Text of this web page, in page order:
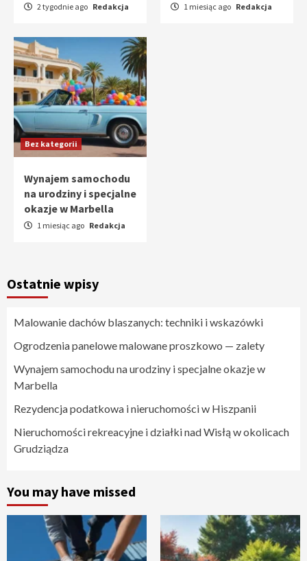
2 tygodnie ago Redakcja 1 miesiąc ago Redakcja
Bez kategorii
Wynajem samochodu
na urodziny i specjalne
okazje w Marbella
1 miesiąc ago Redakcja
Ostatnie wpisy
Malowanie dachów blaszanych: techniki i wskazówki
Ogrodzenia panelowe malowane proszkowo — zalety
Wynajem samochodu na urodziny i specjalne okazje w
Marbella
Rezydencja podatkowa i nieruchomości w Hiszpanii
Nieruchomości rekreacyjne i działki nad Wisłą w okolicach
Grudziądza
You may have missed